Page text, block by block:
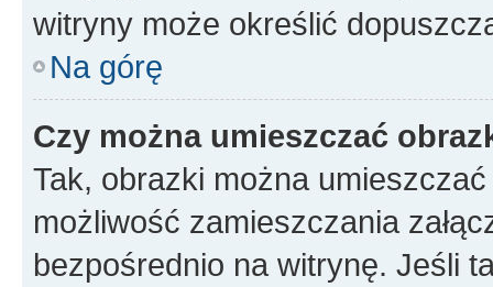
witryny może określić
Na górę
Czy można umieszczać
Tak, obrazki można
możliwość zamieszczania
bezpośrednio na witrynę. Jeśli